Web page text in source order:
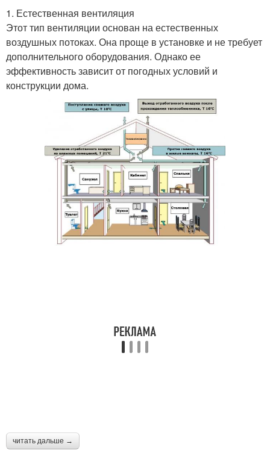
1. Естественная вентиляция
Этот тип вентиляции основан на естественных
воздушных потоках. Она проще в установке и не требует
дополнительного оборудования. Однако ее
эффективность зависит от погодных условий и
конструкции дома.
читать дальше →